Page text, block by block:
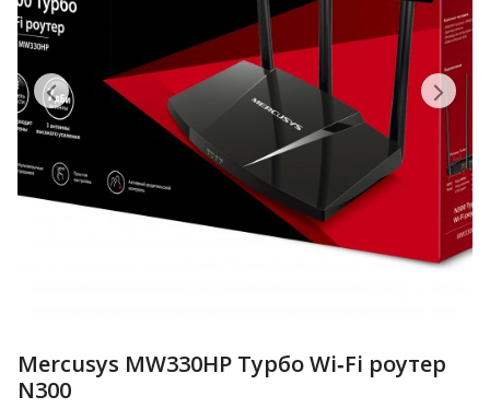
ДЛЯ ОПЕРАТОРОВ СВЯЗИ
Прочее
Избранное
Контакты
Mercusys MW330HP Турбо Wi‑Fi роутер
N300